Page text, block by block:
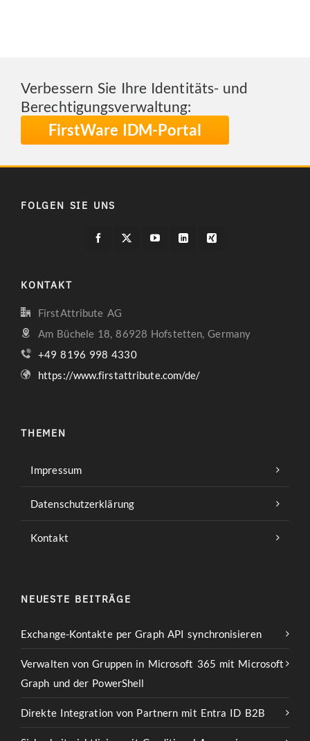
Verbessern Sie Ihre Identitäts- und
Berechtigungsverwaltung:
FirstWare IDM-Portal
FOLGEN SIE UNS
KONTAKT
FirstAttribute AG
Am Büchele 18, 86928 Hofstetten, Germany
+49 8196 998 4330
https://www.firstattribute.com/de/
THEMEN
Impressum
Datenschutzerklärung
Kontakt
NEUESTE BEITRÄGE
Exchange-Kontakte per Graph API synchronisieren
Verwalten von Gruppen in Microsoft 365 mit Microsoft
Graph und der PowerShell
Direkte Integration von Partnern mit Entra ID B2B